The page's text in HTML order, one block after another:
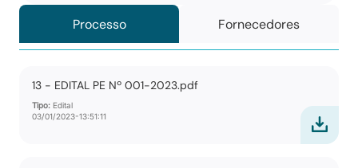
Processo Fornecedores
13 - EDITAL PE Nº 001-2023.pdf
Tipo: Edital
03/01/2023-13:51:11